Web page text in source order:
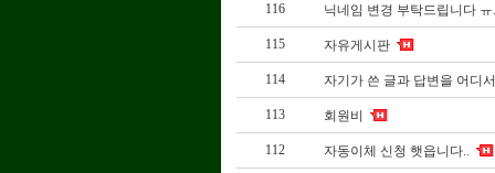
116 닉네임 변경 부탁드립니다
115 자유게시판
114 자기가 쓴 글과 답변을 어디
113 회원비
112 자동이체 신청 햇읍니다..